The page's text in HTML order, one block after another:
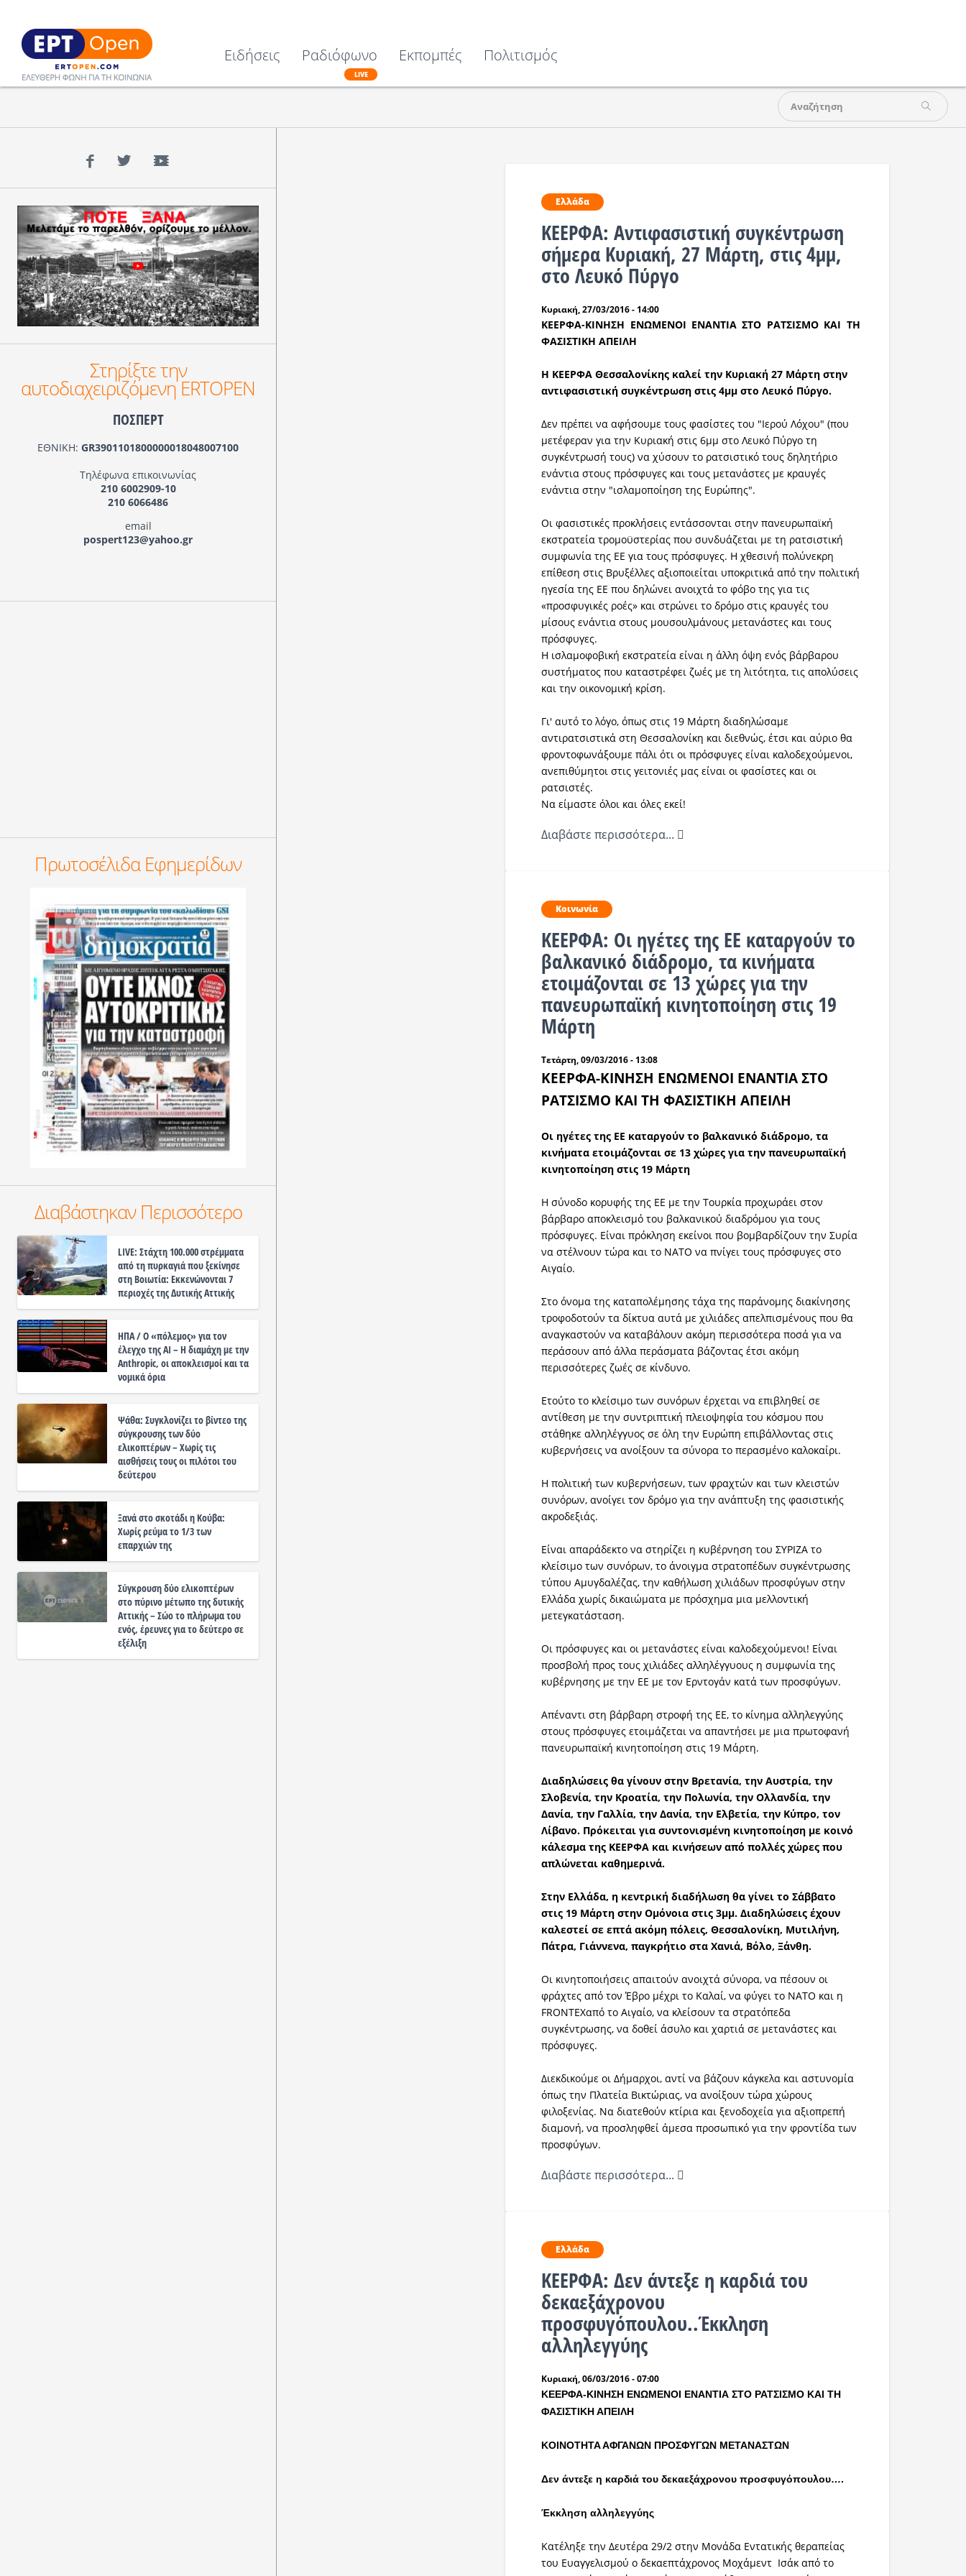
Ειδήσεις Ραδιόφωνο
LIVE
Εκπομπές Πολιτισμός
Ελλάδα
ΚΕΕΡΦΑ: Aντιφασιστική συγκέντρωση
σήμερα Κυριακή, 27 Μάρτη, στις 4μμ,
στο Λευκό Πύργο
Κυριακή, 27/03/2016 - 14:00
ΚΕΕΡΦΑ-ΚΙΝΗΣΗ ΕΝΩΜΕΝΟΙ ΕΝΑΝΤΙΑ ΣΤΟ ΡΑΤΣΙΣΜΟ ΚΑΙ ΤΗ
ΦΑΣΙΣΤΙΚΗ ΑΠΕΙΛΗ
Η ΚΕΕΡΦΑ Θεσσαλονίκης καλεί την Κυριακή 27 Μάρτη στην
αντιφασιστική συγκέντρωση στις 4μμ στο Λευκό Πύργο.
Δεν πρέπει να αφήσουμε τους φασίστες του "Ιερού Λόχου" (που
μετέφεραν για την Κυριακή στις 6μμ στο Λευκό Πύργο τη
συγκέντρωσή τους) να χύσουν το ρατσιστικό τους δηλητήριο
ενάντια στους πρόσφυγες και τους μετανάστες με κραυγές
ενάντια στην "ισλαμοποίηση της Ευρώπης".
Οι φασιστικές προκλήσεις εντάσσονται στην πανευρωπαϊκή
εκστρατεία τρομοϋστερίας που συνδυάζεται με τη ρατσιστική
συμφωνία της ΕΕ για τους πρόσφυγες. Η χθεσινή πολύνεκρη
επίθεση στις Βρυξέλλες αξιοποιείται υποκριτικά από την πολιτική
ηγεσία της ΕΕ που δηλώνει ανοιχτά το φόβο της για τις
«προσφυγικές ροές» και στρώνει το δρόμο στις κραυγές του
μίσους ενάντια στους μουσουλμάνους μετανάστες και τους
πρόσφυγες.
Η ισλαμοφοβική εκστρατεία είναι η άλλη όψη ενός βάρβαρου
συστήματος που καταστρέφει ζωές με τη λιτότητα, τις απολύσεις
και την οικονομική κρίση.
Γι' αυτό το λόγο, όπως στις 19 Μάρτη διαδηλώσαμε
αντιρατσιστικά στη Θεσσαλονίκη και διεθνώς, έτσι και αύριο θα
φροντοφωνάξουμε πάλι ότι οι πρόσφυγες είναι καλοδεχούμενοι,
ανεπιθύμητοι στις γειτονιές μας είναι οι φασίστες και οι
ρατσιστές.
Να είμαστε όλοι και όλες εκεί!
Διαβάστε περισσότερα...
Κοινωνία
ΚΕΕΡΦΑ: Οι ηγέτες της ΕΕ καταργούν το
βαλκανικό διάδρομο, τα κινήματα
ετοιμάζονται σε 13 χώρες για την
πανευρωπαϊκή κινητοποίηση στις 19
Μάρτη
Τετάρτη, 09/03/2016 - 13:08
ΚΕΕΡΦΑ-ΚΙΝΗΣΗ ΕΝΩΜΕΝΟΙ ΕΝΑΝΤΙΑ ΣΤΟ
ΡΑΤΣΙΣΜΟ ΚΑΙ ΤΗ ΦΑΣΙΣΤΙΚΗ ΑΠΕΙΛΗ
Οι ηγέτες της ΕΕ καταργούν το βαλκανικό διάδρομο, τα
κινήματα ετοιμάζονται σε 13 χώρες για την πανευρωπαϊκή
κινητοποίηση στις 19 Μάρτη
Η σύνοδο κορυφής της ΕΕ με την Τουρκία προχωράει στον
βάρβαρο αποκλεισμό του βαλκανικού διαδρόμου για τους
πρόσφυγες. Είναι πρόκληση εκείνοι που βομβαρδίζουν την Συρία
να στέλνουν τώρα και το ΝΑΤΟ να πνίγει τους πρόσφυγες στο
Αιγαίο.
Στο όνομα της καταπολέμησης τάχα της παράνομης διακίνησης
τροφοδοτούν τα δίκτυα αυτά με χιλιάδες απελπισμένους που θα
αναγκαστούν να καταβάλουν ακόμη περισσότερα ποσά για να
περάσουν από άλλα περάσματα βάζοντας έτσι ακόμη
περισσότερες ζωές σε κίνδυνο.
Ετούτο το κλείσιμο των συνόρων έρχεται να επιβληθεί σε
αντίθεση με την συντριπτική πλειοψηφία του κόσμου που
στάθηκε αλληλέγγυος σε όλη την Ευρώπη επιβάλλοντας στις
κυβερνήσεις να ανοίξουν τα σύνορα το περασμένο καλοκαίρι.
Η πολιτική των κυβερνήσεων, των φραχτών και των κλειστών
συνόρων, ανοίγει τον δρόμο για την ανάπτυξη της φασιστικής
ακροδεξιάς.
Είναι απαράδεκτο να στηρίζει η κυβέρνηση του ΣΥΡΙΖΑ το
κλείσιμο των συνόρων, το άνοιγμα στρατοπέδων συγκέντρωσης
τύπου Αμυγδαλέζας, την καθήλωση χιλιάδων προσφύγων στην
Ελλάδα χωρίς δικαιώματα με πρόσχημα μια μελλοντική
μετεγκατάσταση.
Οι πρόσφυγες και οι μετανάστες είναι καλοδεχούμενοι! Είναι
προσβολή προς τους χιλιάδες αλληλέγγυους η συμφωνία της
κυβέρνησης με την ΕΕ με τον Ερντογάν κατά των προσφύγων.
Απέναντι στη βάρβαρη στροφή της ΕΕ, το κίνημα αλληλεγγύης
στους πρόσφυγες ετοιμάζεται να απαντήσει με μια πρωτοφανή
πανευρωπαϊκή κινητοποίηση στις 19 Μάρτη.
Διαδηλώσεις θα γίνουν στην Βρετανία, την Αυστρία, την
Σλοβενία, την Κροατία, την Πολωνία, την Ολλανδία, την
Δανία, την Γαλλία, την Δανία, την Ελβετία, την Κύπρο, τον
Λίβανο. Πρόκειται για συντονισμένη κινητοποίηση με κοινό
κάλεσμα της ΚΕΕΡΦΑ και κινήσεων από πολλές χώρες που
απλώνεται καθημερινά.
Στην Ελλάδα, η κεντρική διαδήλωση θα γίνει το Σάββατο
στις 19 Μάρτη στην Ομόνοια στις 3μμ. Διαδηλώσεις έχουν
καλεστεί σε επτά ακόμη πόλεις, Θεσσαλονίκη, Μυτιλήνη,
Πάτρα, Γιάννενα, παγκρήτιο στα Χανιά, Βόλο, Ξάνθη.
Οι κινητοποιήσεις απαιτούν ανοιχτά σύνορα, να πέσουν οι
φράχτες από τον Έβρο μέχρι το Καλαί, να φύγει το ΝΑΤΟ και η
FRONTEXαπό το Αιγαίο, να κλείσουν τα στρατόπεδα
συγκέντρωσης, να δοθεί άσυλο και χαρτιά σε μετανάστες και
πρόσφυγες.
Διεκδικούμε οι Δήμαρχοι, αντί να βάζουν κάγκελα και αστυνομία
όπως την Πλατεία Βικτώριας, να ανοίξουν τώρα χώρους
φιλοξενίας. Να διατεθούν κτίρια και ξενοδοχεία για αξιοπρεπή
διαμονή, να προσληφθεί άμεσα προσωπικό για την φροντίδα των
προσφύγων.
Διαβάστε περισσότερα...
Ελλάδα
ΚΕΕΡΦΑ: Δεν άντεξε η καρδιά του
δεκαεξάχρονου
προσφυγόπουλου..Έκκληση
αλληλεγγύης
Κυριακή, 06/03/2016 - 07:00
ΚΕΕΡΦΑ-ΚΙΝΗΣΗ ΕΝΩΜΕΝΟΙ ΕΝΑΝΤΙΑ ΣΤΟ ΡΑΤΣΙΣΜΟ ΚΑΙ ΤΗ
ΦΑΣΙΣΤΙΚΗ ΑΠΕΙΛΗ
KOINOTHTA AΦΓΑΝΩΝ ΠΡΟΣΦΥΓΩΝ ΜΕΤΑΝΑΣΤΩΝ
Δεν άντεξε η καρδιά του δεκαεξάχρονου προσφυγόπουλου….
Έκκληση αλληλεγγύης
Κατέληξε την Δευτέρα 29/2 στην Μονάδα Εντατικής θεραπείας
του Ευαγγελισμού ο δεκαεπτάχρονος Μοχάμεντ Ισάκ από το
Facebook
TwitterYouTube
Στηρίξτε την
αυτοδιαχειριζόμενη ERTOPEN
ΠΟΣΠΕΡΤ
ΕΘΝΙΚΗ: GR3901101800000018048007100
Τηλέφωνα επικοινωνίας
210 6002909-10
210 6066486
email
pospert123@yahoo.gr
Πρωτοσέλιδα Εφημερίδων
Διαβάστηκαν Περισσότερο
LIVE: Στάχτη 100.000 στρέμματα
από τη πυρκαγιά που ξεκίνησε
στη Βοιωτία: Εκκενώνονται 7
περιοχές της Δυτικής Αττικής
ΗΠΑ / Ο «πόλεμος» για τον
έλεγχο της ΑΙ – Η διαμάχη με την
Anthropic, οι αποκλεισμοί και τα
νομικά όρια
Ψάθα: Συγκλονίζει το βίντεο της
σύγκρουσης των δύο
ελικοπτέρων – Χωρίς τις
αισθήσεις τους οι πιλότοι του
δεύτερου
Ξανά στο σκοτάδι η Κούβα:
Χωρίς ρεύμα το 1/3 των
επαρχιών της
Σύγκρουση δύο ελικοπτέρων
στο πύρινο μέτωπο της δυτικής
Αττικής – Σώο το πλήρωμα του
ενός, έρευνες για το δεύτερο σε
εξέλιξη